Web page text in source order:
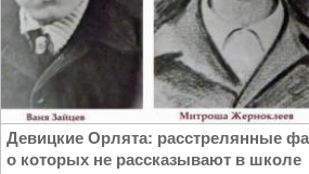
Девицкие Орлята: расстрелянные
о которых не рассказывают в школе